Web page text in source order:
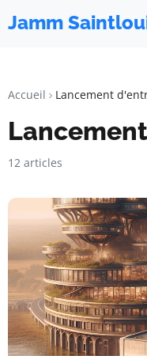
Jamm
Accueil Lancement
12 articles